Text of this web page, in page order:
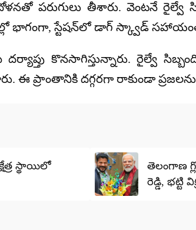
పరుగులు తీశారు. వెంటనే
భాగంగా, స్టేషన్‌లో డాగ్ స్క్వాడ్
కొనసాగిస్తున్నారు. రైల్వే
ఈ ప్రాంతానికి దగ్గరగా రాకుండా
స్థాయిలో
తెలంగాణ
రెడ్డి, భట్టి